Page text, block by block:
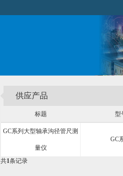
供应产品
标题 型
GC系列大型轴承沟径管尺测
量仪
GC
共1条记录